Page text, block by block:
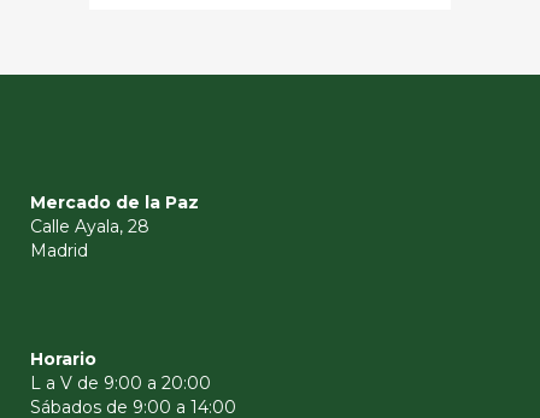
Mercado de la Paz
Calle Ayala, 28
Madrid
Horario
L a V de 9:00 a 20:00
Sábados de 9:00 a 14:00